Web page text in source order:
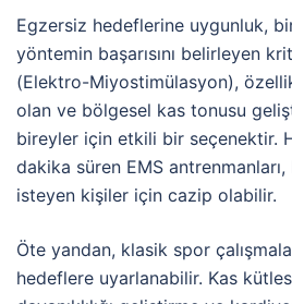
Egzersiz hedeflerine uygunluk,
yöntemin başarısını belirleyen
(Elektro-Miyostimülasyon),
olan ve bölgesel kas tonusu
bireyler için etkili bir seçenektir.
dakika süren EMS
isteyen kişiler için cazip olabilir.
Öte yandan, klasik spor
hedeflere uyarlanabilir. Kas